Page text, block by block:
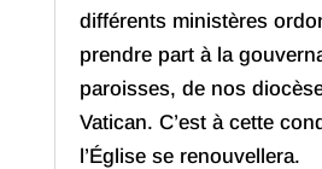
différents ministères
prendre part à la
paroisses, de nos
Vatican. C’est à cette
l’Église se renouvellera.